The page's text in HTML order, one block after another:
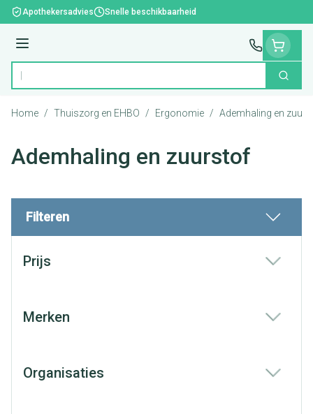
Ga naar de inhoud
Apothekersadvies Snelle beschikbaarheid
Menu
Product, merk, categorie... Zoek
Home / Thuiszorg en EHBO / Ergonomie / Ademhaling en
Ademhaling en zuurstof
Filteren
Prijs
Merken
Organisaties